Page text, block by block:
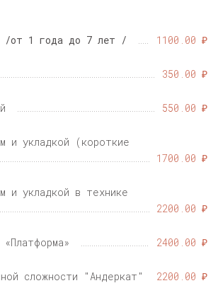
/от 1 года до 7 лет / 1100.00 ₽
350.00 ₽
550.00 ₽
и укладкой (короткие
1700.00 ₽
и укладкой в технике
2200.00 ₽
2400.00 ₽
сложности "Андеркат" 2200.00 ₽